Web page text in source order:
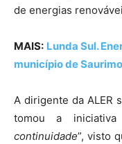
de energias
MAIS: Lunda Sul.
município de Saurimo
A dirigente da ALER
tomou a iniciativa
continuidade”, visto